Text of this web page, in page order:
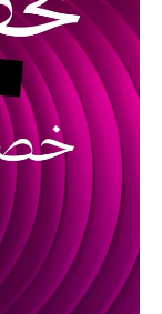
تسوقوا للرجال
عرض جميع المنتجات
خصومات
عودة صغاركم للمدارس